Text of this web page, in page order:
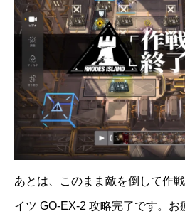
あとは、このまま敵を倒して作
イツ GO-EX-2 攻略完了です。お